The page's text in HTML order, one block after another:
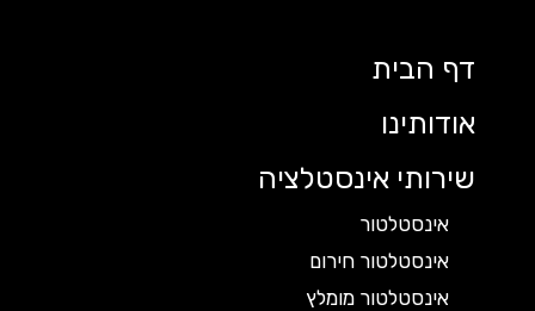
דף הבית
אודותינו
שירותי אינסטלציה
אינסטלטור
אינסטלטור חירום
אינסטלטור מומלץ